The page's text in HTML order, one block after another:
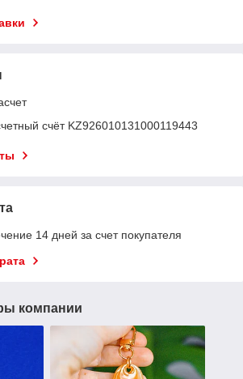
счёт KZ926010131000119443
14 дней за счет покупателя
компании